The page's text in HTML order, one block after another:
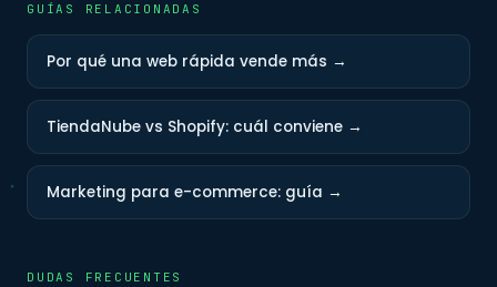
GUÍAS RELACIONADAS
Por qué una web rápida vende más →
TiendaNube vs Shopify: cuál conviene →
Marketing para e-commerce: guía →
DUDAS FRECUENTES